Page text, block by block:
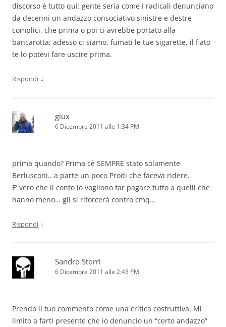
discorso è tutto qui: gente seria come i radicali denunciano
da decenni un andazzo consociativo sinistre e destre
complici, che prima o poi ci avrebbe portato alla
bancarotta; adesso ci siamo, fumati le tue sigarette, il fiato
te lo potevi fare uscire prima.
Rispondi ↓
giux
6 Dicembre 2011 alle 1:34 PM
prima quando? Prima cè SEMPRE stato solamente
Berlusconi.. a parte un poco Prodi che faceva ridere.
E’ vero che il conto lo vogliono far pagare tutto a quelli che
hanno meno… gli si ritorcerà contro cmq…
Rispondi ↓
Sandro Storri
6 Dicembre 2011 alle 2:43 PM
Prendo il tuo commento come una critica costruttiva. Mi
limito a farti presente che io denuncio un “certo andazzo”